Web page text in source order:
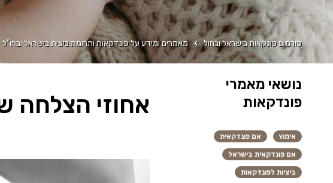
סורמום פונקאות בישראל ובחול מאמרים ומידע על פונדקאות ותרומת ביצית בישראל ובחו"ל
אחוזי הצלחה
נושאי מאמרי
פונדקאות
אימוץ אם פונדקאית
אם פונדקאית בישראל
ביציות לפונדקאות